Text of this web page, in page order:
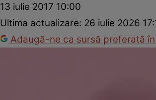
13 iulie 2017 10:00
Ultima actualizare: 26 iulie 2026
Adaugă-ne ca sursă preferată în